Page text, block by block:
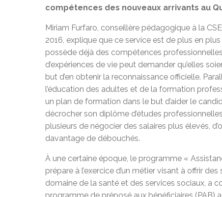
compétences des nouveaux arrivants au
Miriam Furfaro, conseillère pédagogique à la
2016, explique que ce service est de plus en
possède déjà des compétences
d’expériences de vie peut demander qu’elles
but d’en obtenir la reconnaissance officielle.
l’éducation des adultes et de la formation
un plan de formation dans le but d’aider le
décrocher son diplôme d’études
plusieurs de négocier des salaires plus élevés,
davantage de débouchés.
À une certaine époque, le programme «
prépare à l’exercice d’un métier visant à offrir
domaine de la santé et des services sociaux, a